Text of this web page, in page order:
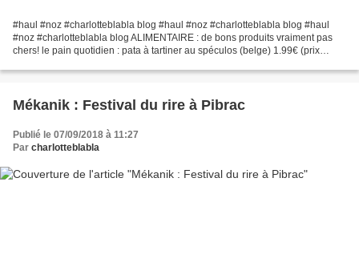
#haul #noz #charlotteblabla blog #haul #noz #charlotteblabla blog #haul
#noz #charlotteblabla blog ALIMENTAIRE : de bons produits vraiment pas
chers! le pain quotidien : pata à tartiner au spéculos (belge) 1.99€ (prix
Mékanik : Festival du rire à Pibrac
Publié le 07/09/2018 à 11:27
Par charlotteblabla